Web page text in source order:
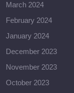
March 2024
February 2024
January 2024
December 2023
November 2023
October 2023